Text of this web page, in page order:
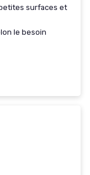
surfaces et
le besoin